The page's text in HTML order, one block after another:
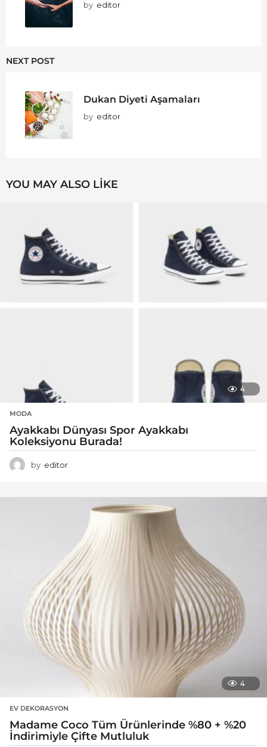
by editor
NEXT POST
Dukan Diyeti Aşamaları
by editor
YOU MAY ALSO LIKE
4
MODA
Ayakkabı Dünyası Spor Ayakkabı
Koleksiyonu Burada!
by editor
4
EV DEKORASYON
Madame Coco Tüm Ürünlerinde %80 + %20
İndirimiyle Çifte Mutluluk